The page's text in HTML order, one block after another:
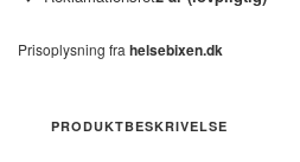
Prisoplysning fra helsebixen.dk
PRODUKTBESKRIVELSE